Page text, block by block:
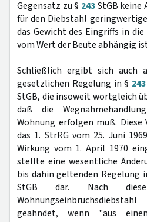
Gegensatz zu § 243StGB keine
für den Diebstahl
das Gewicht des Eingriffs in
vom Wert der Beute abhängig
Schließlich ergibt sich auch
gesetzlichen Regelung in § 243
StGB, die insoweit wortgleich
daß die
Wohnung erfolgen muß. Diese
das 1. StrRG vom 25. Juni
Wirkung vom 1. April 1970
stellte eine wesentliche
bis dahin geltenden Regelung
StGB dar. Nach
geahndet, wenn "aus